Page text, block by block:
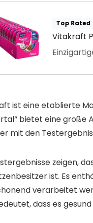
Top Rated
Vitakraft
ist eine etablierte
bietet eine große
mit den
zeigen,
ist. Es
verarbeitet
dass es